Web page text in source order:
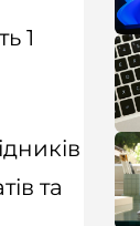
1
та